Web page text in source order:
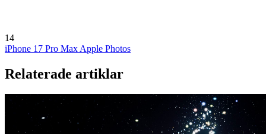
14
iPhone 17 Pro Max Apple Photos
Relaterade artiklar